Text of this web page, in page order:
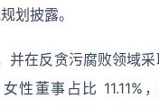
划披露。
在反贪污腐败领域
董事占比 11.11%